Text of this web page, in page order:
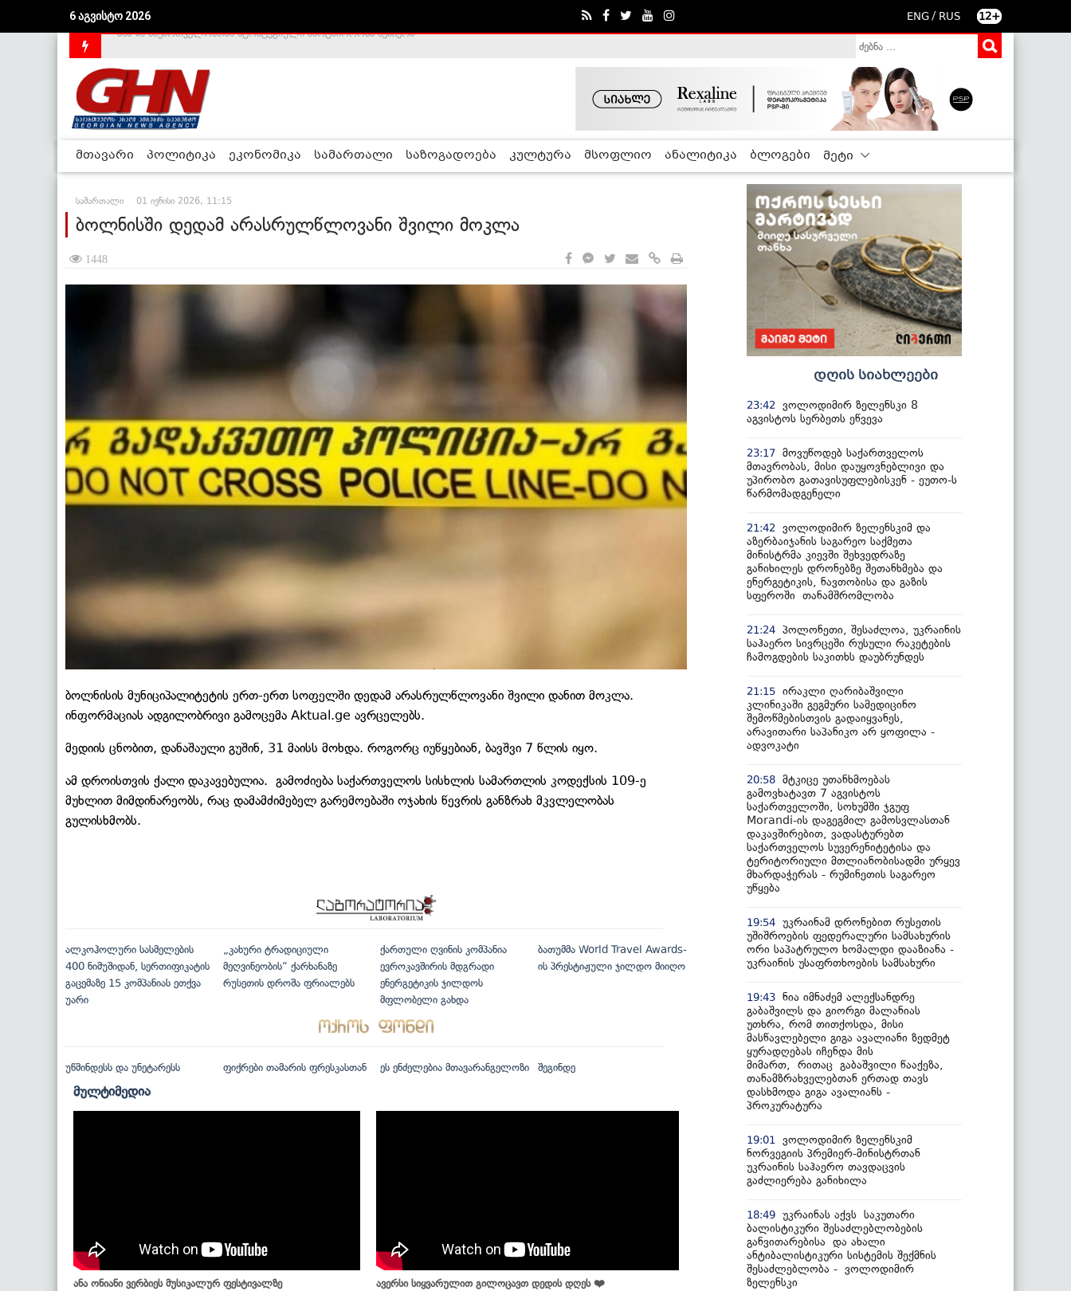
6 აგვისტო 2026 ENG / RUS 12+
მთავარი პოლიტიკა ეკონომიკა სამართალი საზოგადოება კულტურა მსოფლიო ანალიტიკა ბლოგები მეტი
სამართალი 01 ივნისი 2026, 11:15
ბოლნისში დედამ არასრულწლოვანი შვილი მოკლა
1448
ბოლნისის მუნიციპალიტეტის ერთ-ერთ სოფელში დედამ არასრულწლოვანი შვილი დანით მოკლა.
ინფორმაციას ადგილობრივი გამოცემა Aktual.ge ავრცელებს.
მედიის ცნობით, დანაშაული გუშინ, 31 მაისს მოხდა. როგორც იუწყებიან, ბავშვი 7 წლის იყო.
ამ დროისთვის ქალი დაკავებულია. გამოძიება საქართველოს სისხლის სამართლის კოდექსის 109-ე
მუხლით მიმდინარეობს, რაც დამამძიმებელ გარემოებაში ოჯახის წევრის განზრახ მკვლელობას
გულისხმობს.
ალკოჰოლური სასმელების
400 ნიმუშიდან, სერთიფიკატის
გაცემაზე 15 კომპანიას ეთქვა
უარი
„კახური ტრადიციული
მეღვინეობის“ ქარხანაზე
რუსეთის დროშა ფრიალებს
ქართული ღვინის კომპანია
ევროკავშირის მდგრადი
ენერგეტიკის ჯილდოს
მფლობელი გახდა
ბათუმმა World Travel Awards-
ის პრესტიჟული ჯილდო მიიღო
უწმინდესს და უნეტარესს ფიქრები თამარის ფრესკასთან ეს ენძელებია მთავარანგელოზი შეგინდე
მულტიმედია
ანა ონიანი ვერბიეს მუსიკალურ ფესტივალზე ავერსი სიყვარულით გილოცავთ დედის დღეს ❤️
დღის სიახლეები
23:42
ვოლოდიმირ ზელენსკი 8
აგვისტოს სერბეთს ეწვევა
23:17 მოვუწოდებ საქართველოს
მთავრობას, მისი დაუყოვნებლივი და
უპირობო გათავისუფლებისკენ - ეუთო-ს
წარმომადგენელი
21:42
ვოლოდიმირ ზელენსკიმ და
აზერბაიჯანის საგარეო საქმეთა
მინისტრმა კიევში შეხვედრაზე
განიხილეს დრონებზე შეთანხმება და
ენერგეტიკის, ნავთობისა და გაზის
სფეროში თანამშრომლობა
21:24 პოლონეთი, შესაძლოა, უკრაინის
საჰაერო სივრცეში რუსული რაკეტების
ჩამოგდების საკითხს დაუბრუნდეს
21:15 ირაკლი ღარიბაშვილი
კლინიკაში გეგმური სამედიცინო
შემოწმებისთვის გადაიყვანეს,
არავითარი საპანიკო არ ყოფილა -
ადვოკატი
20:58 მტკიცე უთანხმოებას
გამოვხატავთ 7 აგვისტოს
საქართველოში, სოხუმში ჯგუფ
Morandi-ის დაგეგმილ გამოსვლასთან
დაკავშირებით, ვადასტურებთ
საქართველოს სუვერენიტეტისა და
ტერიტორიული მთლიანობისადმი ურყევ
მხარდაჭერას - რუმინეთის საგარეო
უწყება
19:54 უკრაინამ დრონებით რუსეთის
უშიშროების ფედერალური სამსახურის
ორი საპატრულო ხომალდი დააზიანა -
უკრაინის უსაფრთხოების სამსახური
19:43 ნია იმნაძემ ალექსანდრე
გაბაშვილს და გიორგი მალანიას
უთხრა, რომ თითქოსდა, მისი
მასწავლებელი გიგა ავალიანი ზედმეტ
ყურადღებას იჩენდა მის
მიმართ, რითაც გაბაშვილი წააქეზა,
თანამზრახველებთან ერთად თავს
დასხმოდა გიგა ავალიანს -
პროკურატურა
19:01
ვოლოდიმირ ზელენსკიმ
ნორვეგიის პრემიერ-მინისტრთან
უკრაინის საჰაერო თავდაცვის
გაძლიერება განიხილა
18:49 უკრაინას აქვს საკუთარი
ბალისტიკური შესაძლებლობების
განვითარებისა და ახალი
ანტიბალისტიკური სისტემის შექმნის
შესაძლებლობა - ვოლოდიმირ
ზელენსკი